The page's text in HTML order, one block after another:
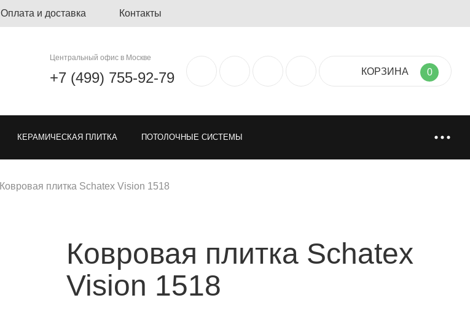
Оплата и доставка Контакты
Центральный офис в Москве
+7 (499) 755-92-79 КОРЗИНА 0
КЕРАМИЧЕСКАЯ ПЛИТКА ПОТОЛОЧНЫЕ СИСТЕМЫ
ГРЯЗЕЗАЩИТНЫЕ ПОКРЫТИЯ
Ковровая плитка Schatex Vision 1518
Ковровая плитка Schatex
Vision 1518